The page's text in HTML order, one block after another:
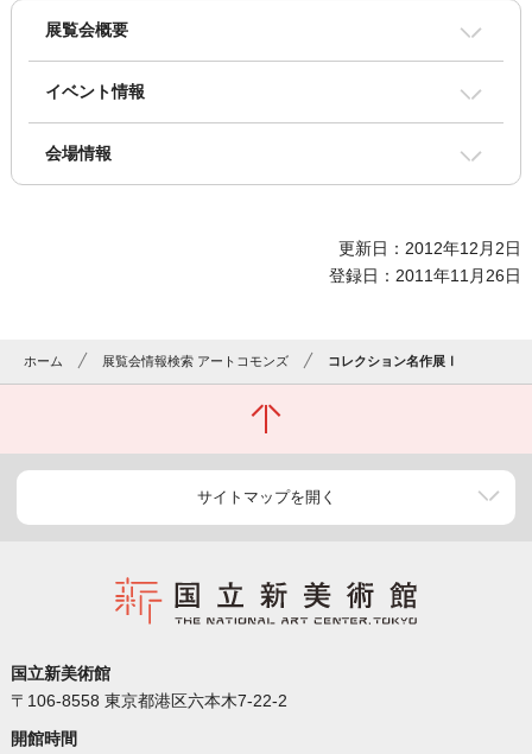
展覧会概要
イベント情報
会場情報
更新日：2012年12月2日
登録日：2011年11月26日
ホーム 展覧会情報検索 アートコモンズ コレクション名作展Ⅰ
サイトマップを開く
国立新美術館
〒106-8558 東京都港区六本木7-22-2
開館時間